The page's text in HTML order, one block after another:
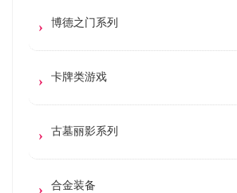
博德之门系列
卡牌类游戏
古墓丽影系列
合金装备